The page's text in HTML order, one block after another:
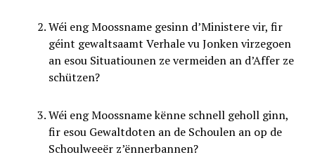
Wéi eng Moossname gesinn d’Ministere vir, fir
géint gewaltsaamt Verhale vu Jonken virzegoen
an esou Situatiounen ze vermeiden an d’Affer ze
schützen?
Wéi eng Moossname kënne schnell geholl ginn,
fir esou Gewaltdoten an de Schoulen an op de
Schoulweeër z’ënnerbannen?